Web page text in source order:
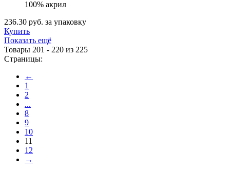
100% акрил
236.30 руб. за упаковку
Купить
Показать ещё
Товары 201 - 220 из 225
Страницы:
←
1
2
...
8
9
10
11
12
→